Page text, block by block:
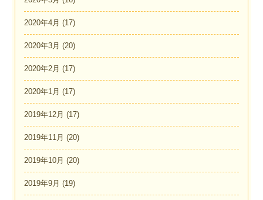
2020年4月 (17)
2020年3月 (20)
2020年2月 (17)
2020年1月 (17)
2019年12月 (17)
2019年11月 (20)
2019年10月 (20)
2019年9月 (19)